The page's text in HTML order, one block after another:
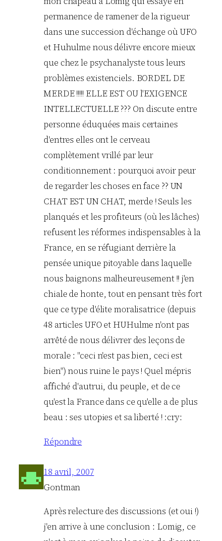
permanence de ramener de la rigueur
dans une succession d'échange où UFO
et Huhulme nous délivre encore mieux
que chez le psychanalyste tous leurs
problèmes existenciels. BORDEL DE
MERDE !!!!! ELLE EST OU l'EXIGENCE
INTELLECTUELLE ??? On discute entre
personne éduquées mais certaines
d'entres elles ont le cerveau
complètement vrillé par leur
conditionnement : pourquoi avoir peur
de regarder les choses en face ?? UN
CHAT EST UN CHAT, merde ! Seuls les
planqués et les profiteurs (où les lâches)
refusent les réformes indispensables à la
France, en se réfugiant derrière la
pensée unique pitoyable dans laquelle
nous baignons malheureusement !! j'en
chiale de honte, tout en pensant très fort
que ce type d'élite moralisatrice (depuis
48 articles UFO et HUHulme n'ont pas
arrêté de nous délivrer des leçons de
morale : "ceci n'est pas bien, ceci est
bien") nous ruine le pays ! Quel mépris
affiché d'autrui, du peuple, et de ce
qu'est la France dans ce qu'elle a de plus
beau : ses utopies et sa liberté ! :cry:
Répondre
18 avril, 2007
Gontman
Après relecture des discussions (et oui !)
j'en arrive à une conclusion : Lomig, ce